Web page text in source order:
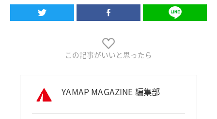
この記事がいいと思ったら
YAMAP MAGAZINE 編集部